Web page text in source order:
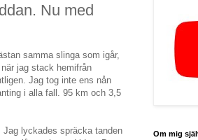
Nu med
samma slinga som igår,
jag stack hemifrån
Jag tog inte ens nån
i alla fall. 95 km och 3,5
lyckades spräcka tanden
Om mig